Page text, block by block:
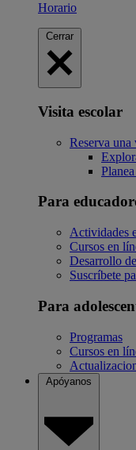
Horario
Cerrar
Visita escolar
Reserva una
Para
Actividades
Cursos en
Desarrollo
Suscríbete
Para
Programas
Cursos en
Apóyanos